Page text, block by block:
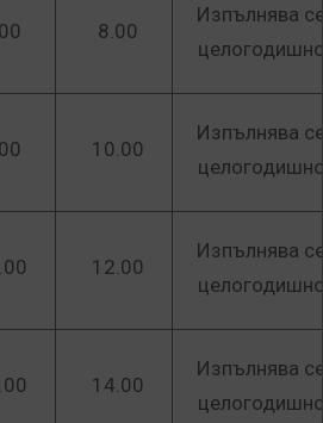
8.00
Изпълнява
10.00
Изпълнява
12.00
Изпълнява
14.00
Изпълнява